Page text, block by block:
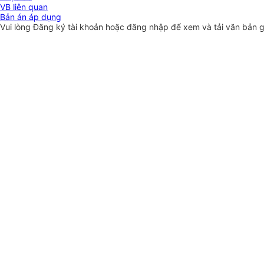
VB liên quan
Bản án áp dụng
Vui lòngĐăng ký tài khoản hoặc đăng nhập để xem và tải văn bản